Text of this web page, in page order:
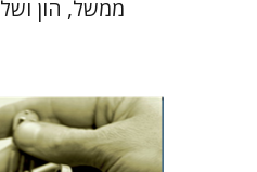
ממשל, הון